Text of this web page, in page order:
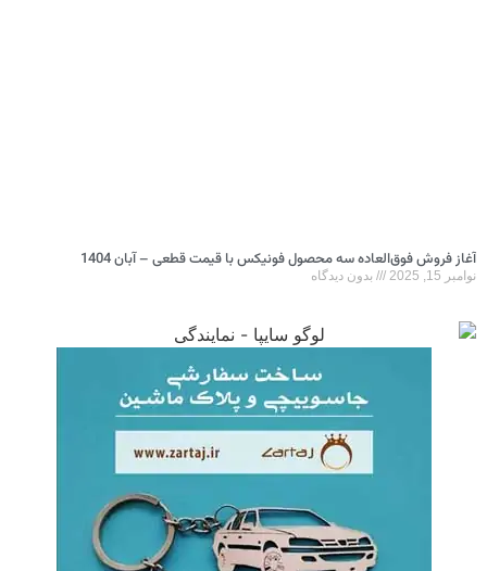
آغاز فروش فوق‌العاده سه محصول فونیکس با قیمت قطعی – آبان 1404
نوامبر 15, 2025 بدون دیدگاه